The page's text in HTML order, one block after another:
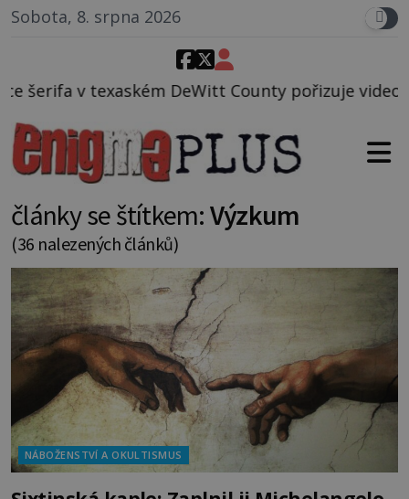
Sobota, 8. srpna 2026
County pořizuje video, na kterém před jeho
články se štítkem:Výzkum
(36 nalezených článků)
NÁBOŽENSTVÍ A OKULTISMUS